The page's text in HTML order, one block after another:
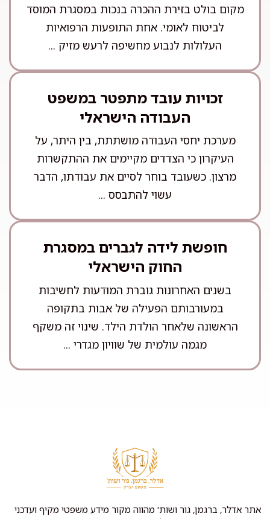
מקום בולט בזירת ההכרה בנכות במסגרת המוסד
לביטוח לאומי. אחת התופעות הרפואיות
העלולות לנבוע מחשיפה לרעש מזיק ...
זכויות עובד מתפטר במשפט
העבודה הישראלי
מערכת יחסי העבודה מושתתת, בין היתר, על
העיקרון כי הצדדים מקיימים את ההתקשרות
מרצון. כשעובד בוחר לסיים את עבודתו, הדבר
עשוי להתבסס ...
חופשת לידה לגברים במסגרת
החוק הישראלי
בשנים האחרונות גוברת המודעות לחשיבות
במעורבותם הפעילה של אבות בתקופה
הראשונה שלאחר הולדת הילד. שינוי זה משקף
מגמה עולמית של שוויון מגדרי ...
אתר אדלר, ברגמן, גור ושות' מהווה מקור מידע משפטי מקיף ועדכני